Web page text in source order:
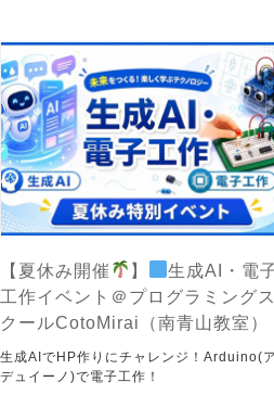
【夏休み開催 】
生成AI・電
工作イベント＠プログラミングス
クールCotoMirai（南青山教室）
生成AIでHP作りにチャレンジ！Arduino(
デュイーノ)で電子工作！